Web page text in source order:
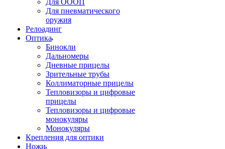
Для ОООП
Для пневматического
оружия
Релоадинг
Оптика
Бинокли
Дальномеры
Дневные прицелы
Зрительные трубы
Коллиматорные прицелы
Тепловизоры и цифровые
прицелы
Тепловизоры и цифровые
монокуляры
Монокуляры
Крепления для оптики
Ножи